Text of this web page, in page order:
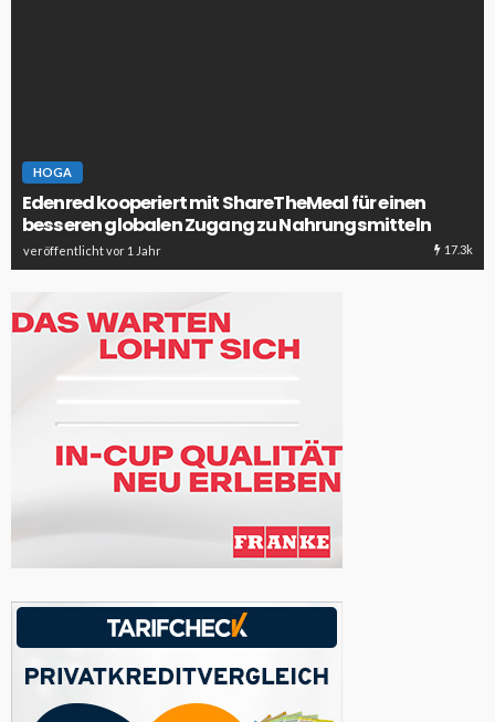
HOGA
Edenred kooperiert mit ShareTheMeal für einen
besseren globalen Zugang zu Nahrungsmitteln
veröffentlicht vor 1 Jahr 17.3k